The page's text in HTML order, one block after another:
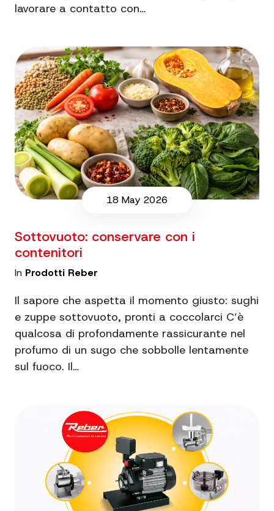
lavorare a contatto con…
18 May 2026
Sottovuoto: conservare con i
contenitori
In Prodotti Reber
Il sapore che aspetta il momento giusto: sughi
e zuppe sottovuoto, pronti a coccolarci C’è
qualcosa di profondamente rassicurante nel
profumo di un sugo che sobbolle lentamente
sul fuoco. Il…